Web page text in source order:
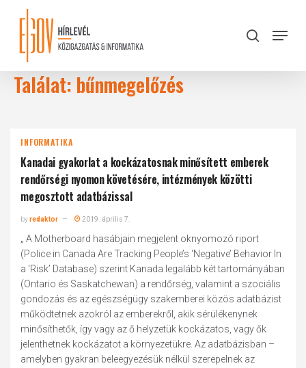
content
search
Menu
Találat: bűnmegelőzés
INFORMATIKA
Kanadai gyakorlat a kockázatosnak minősített emberek
rendőrségi nyomon követésére, intézmények közötti
megosztott adatbázissal
byredaktor 2019. április 7.
„ A Motherboard hasábjain megjelent oknyomozó riport
(Police in Canada Are Tracking People’s ‘Negative’ Behavior In
a ‘Risk’ Database) szerint Kanada legalább két tartományában
(Ontario és Saskatchewan) a rendőrség, valamint a szociális
gondozás és az egészségügy szakemberei közös adatbázist
működtetnek azokról az emberekről, akik sérülékenynek
minősíthetők, így vagy az ő helyzetük kockázatos, vagy ők
jelenthetnek kockázatot a környezetükre. Az adatbázisban –
amelyben gyakran beleegyezésük nélkül szerepelnek az
Close